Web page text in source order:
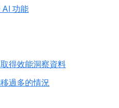
AI 功能
得效能洞察資料
過多的情況